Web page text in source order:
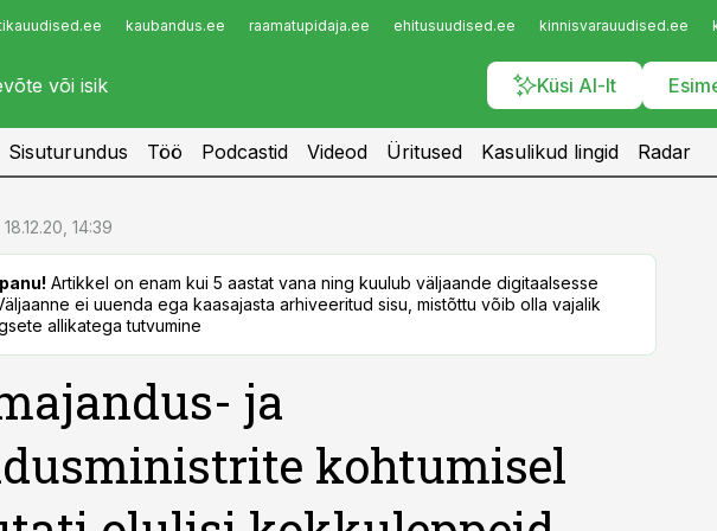
kaubandus.ee raamatupidaja.ee ehitusuudised.ee kinnisvarauudised.ee
Küsi AI-lt
Infopank
Sisuturundus Töö Podcastid Videod Üritused Kasulikud lingid Radar
18.12.20, 14:39
Artikkel on enam kui 5 aastat vana ning kuulub väljaande digitaalsesse
ei uuenda ega kaasajasta arhiveeritud sisu, mistõttu võib olla vajalik
allikatega tutvumine
ja
kohtumisel